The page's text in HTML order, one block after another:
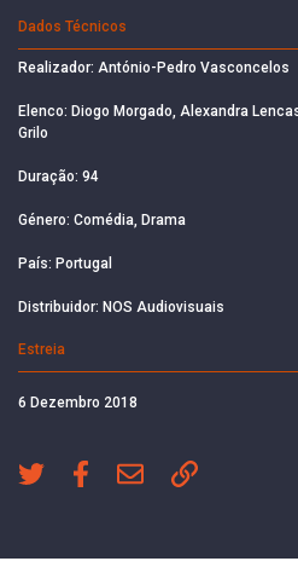
Dados Técnicos
Realizador: António-Pedro Vasconcelos
Elenco: Diogo Morgado, Alexandra
Grilo
Duração: 94
Género: Comédia, Drama
País: Portugal
Distribuidor: NOS Audiovisuais
Estreia
6 Dezembro 2018